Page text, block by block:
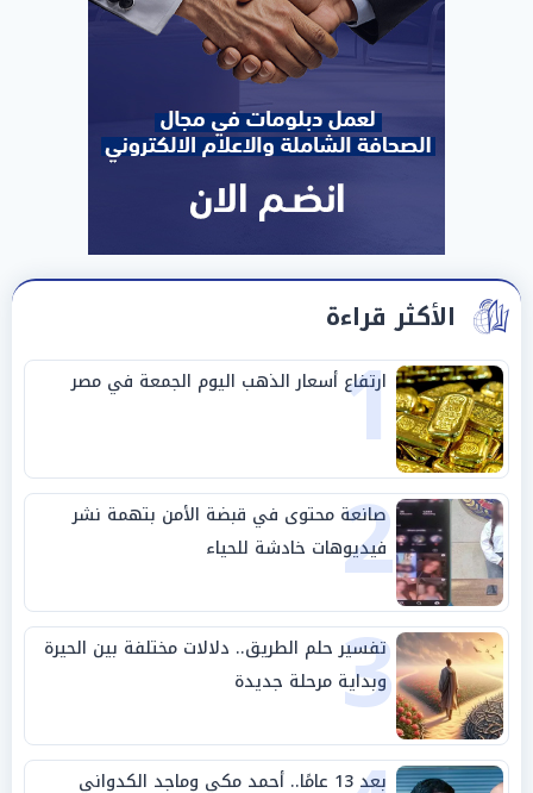
الأكثر قراءة
1
ارتفاع أسعار الذهب اليوم الجمعة في مصر
2
صانعة محتوى في قبضة الأمن بتهمة نشر
فيديوهات خادشة للحياء
3
تفسير حلم الطريق.. دلالات مختلفة بين الحيرة
وبداية مرحلة جديدة
بعد 13 عامًا.. أحمد مكي وماجد الكدواني